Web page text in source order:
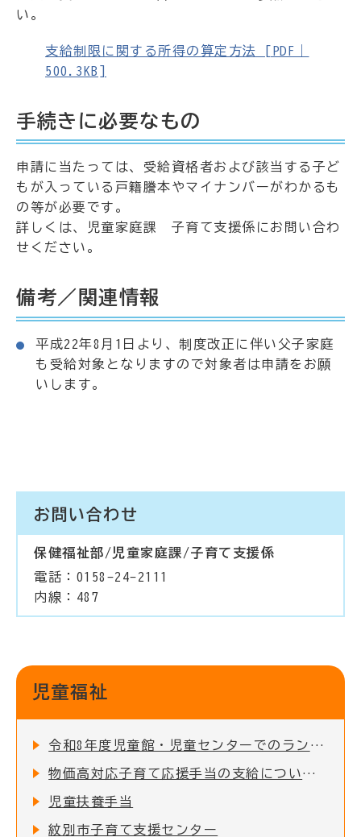
い。
支給制限に関する所得の算定方法 [PDF｜
500.3KB]
手続きに必要なもの
申請に当たっては、受給資格者および該当する子ど
もが入っている戸籍謄本やマイナンバーがわかるも
の等が必要です。
詳しくは、児童家庭課 子育て支援係にお問い合わ
せください。
備考／関連情報
平成22年8月1日より、制度改正に伴い父子家庭
も受給対象となりますので対象者は申請をお願
いします。
お問い合わせ
保健福祉部/児童家庭課/子育て支援係
電話：0158-24-2111
内線：487
児童福祉
令和8年度児童館・児童センターでのランチタイムの施行実施について
物価高対応子育て応援手当の支給について（申請受付終了）
児童扶養手当
紋別市子育て支援センター